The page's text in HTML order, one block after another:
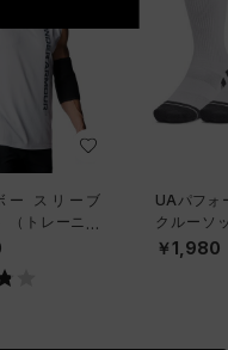
ー スリーブ
（トレーニン
UAパフォ
クルーソ
ット）（
NISEX）
￥1,980